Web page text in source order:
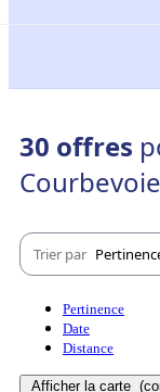
30 offres
Trier par
Pertinence
Date
Distance
Afficher la carte